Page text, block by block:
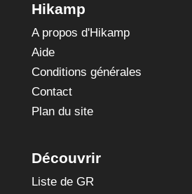
Hikamp
A propos d'Hikamp
Aide
Conditions générales
Contact
Plan du site
Découvrir
Liste de GR